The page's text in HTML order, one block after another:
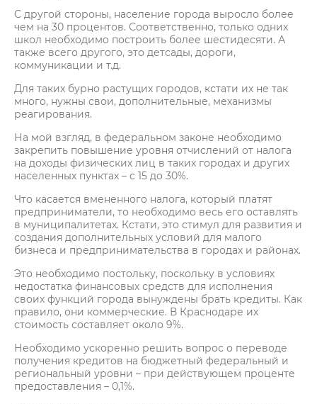
С другой стороны, население города выросло более
чем на 30 процентов. Соответственно, только одних
школ необходимо построить более шестидесяти. А
также всего другого, это детсады, дороги,
коммуникации и т.д.
Для таких бурно растущих городов, кстати их не так
много, нужны свои, дополнительные, механизмы
реагирования.
На мой взгляд, в федеральном законе необходимо
закрепить повышение уровня отчислений от налога
на доходы физических лиц в таких городах и других
населенных пунктах – с 15 до 30%.
Что касается вмененного налога, который платят
предприниматели, то необходимо весь его оставлять
в муниципалитетах. Кстати, это стимул для развития и
создания дополнительных условий для малого
бизнеса и предпринимательства в городах и районах.
Это необходимо постольку, поскольку в условиях
недостатка финансовых средств для исполнения
своих функций города вынуждены брать кредиты. Как
правило, они коммерческие. В Краснодаре их
стоимость составляет около 9%.
Необходимо ускоренно решить вопрос о переводе
получения кредитов на бюджетный федеральный и
региональный уровни – при действующем проценте
предоставления – 0,1%.